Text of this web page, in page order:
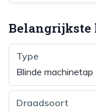
Belangrijkste
Type
Blinde machinetap
Draadsoort